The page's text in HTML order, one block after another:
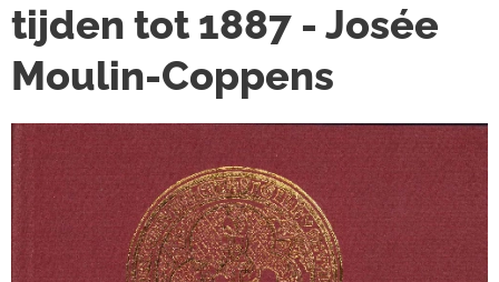
tijden tot 1887 - Josée
Moulin-Coppens